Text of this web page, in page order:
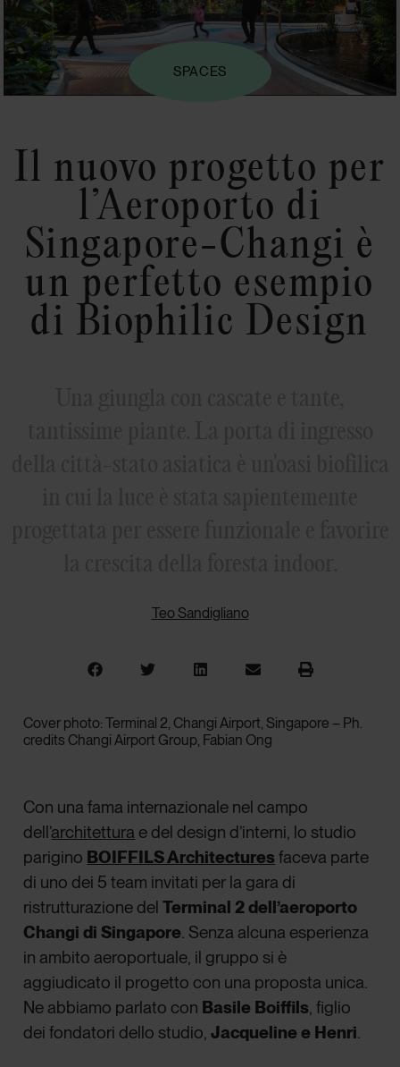
SPACES
Il nuovo progetto per
l’Aeroporto di
Singapore-Changi è
un perfetto esempio
di Biophilic Design
Teo Sandigliano
Cover photo: Terminal 2, Changi Airport, Singapore – Ph.
credits Changi Airport Group, Fabian Ong
Con una fama internazionale nel campo
dell’architettura e del design d’interni, lo studio
parigino BOIFFILS Architecturesfaceva parte
di uno dei 5 team invitati per la gara di
ristrutturazione delTerminal 2 dell’aeroporto
Changi di Singapore. Senza alcuna esperienza
in ambito aeroportuale, il gruppo si è
aggiudicato il progetto con una proposta unica.
Ne abbiamo parlato con Basile Boiffils, figlio
dei fondatori dello studio,Jacqueline e Henri.